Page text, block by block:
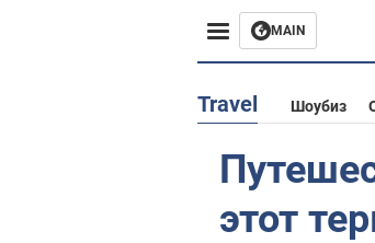
MAIN
Европа
Travel Шоубиз
этот